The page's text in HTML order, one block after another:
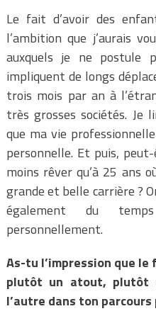
Le fait d’avoir des
l’ambition que j’aurais
auxquels je ne postule
impliquent de longs
trois mois par an à
très grosses sociétés. Je
que ma vie
personnelle. Et puis,
moins rêver qu’à 25 ans
grande et belle carrière ?
également du
personnellement.
As-tu l’impression que
plutôt un atout, plutôt
l’autre dans ton